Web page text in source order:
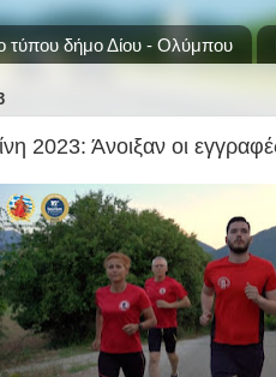
τύπου δήμο Δίου - Ολύμπου
2023: Άνοιξαν οι